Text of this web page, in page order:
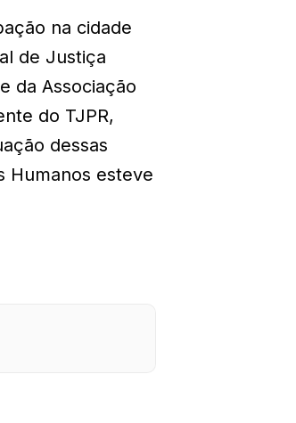
na cidade
de Justiça
da Associação
do TJPR,
dessas
Humanos esteve